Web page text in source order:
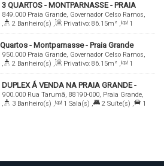
QUARTOS - MONTPARNASSE - PRAIA
849.000 Praia Grande, Governador Celso Ramos,
, 2 Banheiro(s) , Privativo: 86.15m² ,
1
, 1 Vaga(s) , 400mDistância do Mar ,
Útil:
- Montparnasse - Praia Grande
950.000 Praia Grande, Governador Celso Ramos,
, 2 Banheiro(s) , Privativo: 86.15m² ,
1
, 1 Vaga(s) , 401mDistância do Mar ,
Útil:
DUPLEX Á VENDA NA PRAIA GRANDE -
900.000 Rua Tarumã, 88190-000, Praia Grande,
Santa Catarina, Brasil
, 3 Banheiro(s) , 1 Sala(s) , 2 Suíte(s) ,
1